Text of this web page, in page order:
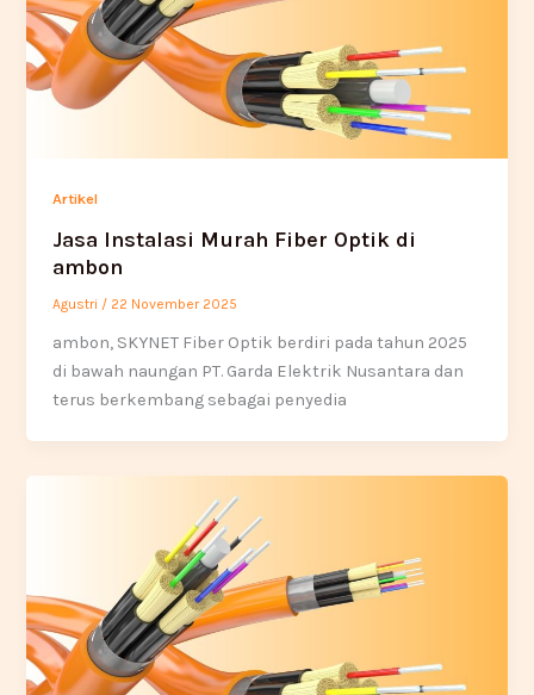
Artikel
Jasa Instalasi Murah Fiber Optik di
ambon
Agustri / 22 November 2025
ambon, SKYNET Fiber Optik berdiri pada tahun 2025
di bawah naungan PT. Garda Elektrik Nusantara dan
terus berkembang sebagai penyedia